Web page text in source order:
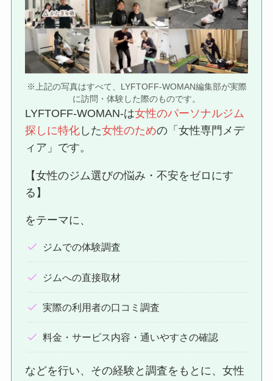
※上記の写真はすべて、LYFTOFF-WOMAN編集部が実際
に訪問・体験した際のものです。
LYFTOFF-WOMAN-は女性のパーソナルジム
探しに特化 した女性のための「女性専門メデ
ィア」です。
【女性のジム選びの悩み・不安をゼロにす
る】
をテーマに、
ジムでの体験調査
ジムへの直接取材
実際の利用者の口コミ調査
料金・サービス内容・通いやすさの確認
などを行い、その経験と調査をもとに、女性